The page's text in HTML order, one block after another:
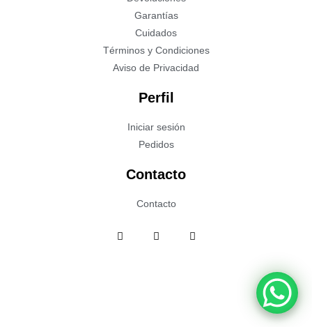
Garantías
Cuidados
Términos y Condiciones
Aviso de Privacidad
Perfil
Iniciar sesión
Pedidos
Contacto
Contacto